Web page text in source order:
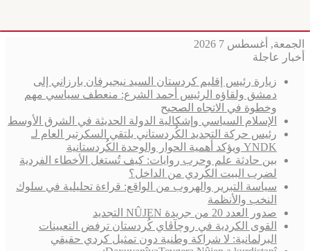
الجمعة, أغسطس 7 2026
أخبار عاجلة
زيارة رئيس إقليم كردستان السيد نيجيرفان بارزاني إلى
دمشق ولقاؤه الرئيس أحمد الشرع: منعطف سياسي مهم
وخطوة في الاتجاه الصحيح
الإسلام السياسي وإشكالية الدولة الحديثة في الشرق الأوسط
رئيس حركة التجديد الكُردستاني يلتقي السكرتير العام لـ
YNDK ويؤكد أهمية الحوار والوحدة الكُردستانية
بين حادثة علم وحرب روايات: كيف تُستغل الأخطاء الفردية
لضرب البيت الكُردي من الداخل؟
سياسة التبرير والهروب من الواقع: قراءة تحليلية في سلوك
النخب والأنظمة
صدور العدد 20 من جريدة NÛJEN التجديد
القوى الكردية في روچآڤاي كُردستان ترفض التعيينات
البرلمانية: لا شراكة وطنية دون تمثيل كردي حقيقي